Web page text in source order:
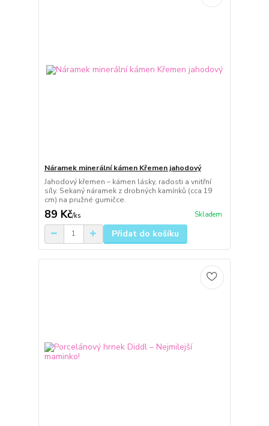
Náramek minerální kámen Křemen jahodový
Jahodový křemen – kámen lásky, radosti a vnitřní
síly. Sekaný náramek z drobných kamínků (cca 19
cm) na pružné gumičce.
89 Kč/ks Skladem
Přidat do košíku